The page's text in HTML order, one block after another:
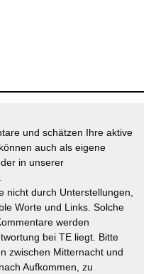
und schätzen Ihre aktive
auch als eigene
in unserer
nicht durch Unterstellungen,
Worte und Links. Solche
werden
bei TE liegt. Bitte
zwischen Mitternacht und
Aufkommen, zu